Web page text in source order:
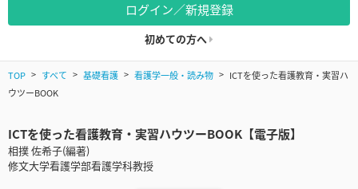
ログイン／新規登録
初めての方へ
TOP すべて 基礎看護 看護学一般・読み物
ICTを使った看護教育・実習ハ
ウツーBOOK
ICTを使った看護教育・実習ハウツーBOOK【電子版】
相撲 佐希子(編著)
修文大学看護学部看護学科教授